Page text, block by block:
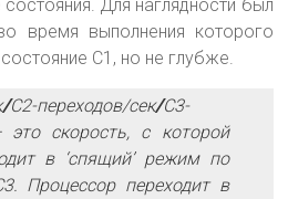
Для наглядности был
время выполнения которого
C1, но не глубже.
/С2-переходов/сек/С3-
это скорость, с которой
в ‘спящий’ режим по
Процессор переходит в